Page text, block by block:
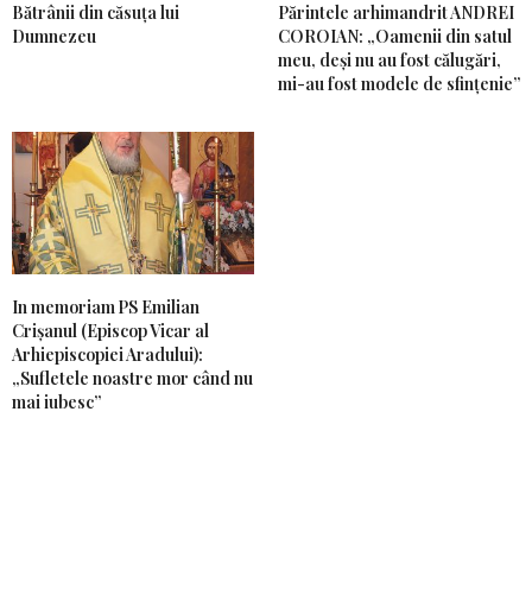
Bătrânii din căsuța lui
Dumnezeu
Părintele arhimandrit ANDREI
COROIAN: „Oamenii din satul
meu, deși nu au fost călugări,
mi-au fost modele de sfințenie”
In memoriam PS Emilian
Crișanul (Episcop Vicar al
Arhiepiscopiei Aradului):
„Sufletele noastre mor când nu
mai iubesc”